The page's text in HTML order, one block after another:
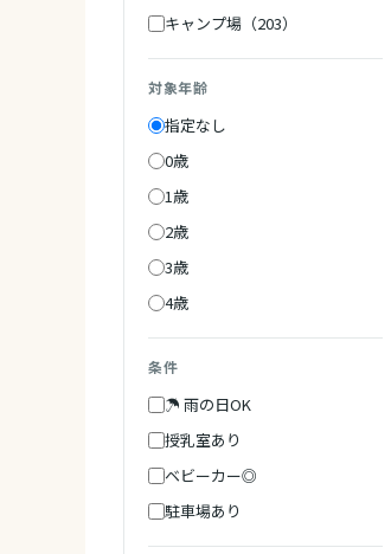
キャンプ場（203）
対象年齢
指定なし
0歳
1歳
2歳
3歳
4歳
条件
☂ 雨の日OK
授乳室あり
ベビーカー◎
駐車場あり